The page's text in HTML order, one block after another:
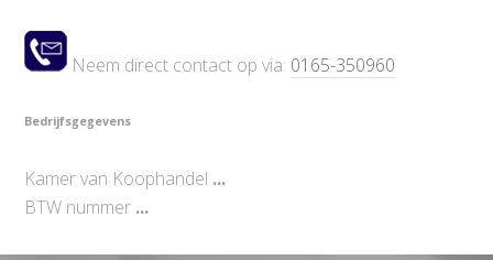
Neem direct contact op via: 0165-350960
Bedrijfsgegevens
Kamer van Koophandel ...
BTW nummer ...